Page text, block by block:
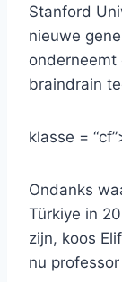
Stanford
nieuwe
onderneemt
braindrain
klasse =
Ondanks
Türkiye in
zijn, koos
nu professor